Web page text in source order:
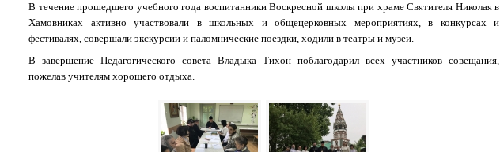
В течение прошедшего учебного года воспитанники Воскресной школы при храме Святителя Николая в
Хамовниках активно участвовали в школьных и общецерковных мероприятиях, в конкурсах и
фестивалях, совершали экскурсии и паломнические поездки, ходили в театры и музеи.
В завершение Педагогического совета Владыка Тихон поблагодарил всех участников совещания,
пожелав учителям хорошего отдыха.